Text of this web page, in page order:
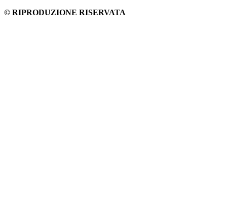
© RIPRODUZIONE RISERVATA